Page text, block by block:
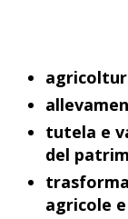
tutela e
del
agricole